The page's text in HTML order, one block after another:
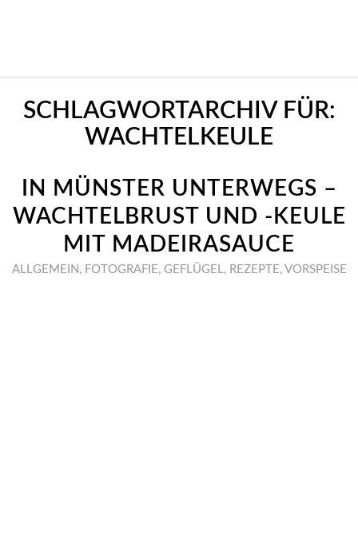
SCHLAGWORTARCHIV FÜR:
WACHTELKEULE
IN MÜNSTER UNTERWEGS –
WACHTELBRUST UND -KEULE
MIT MADEIRASAUCE
ALLGEMEIN , FOTOGRAFIE, GEFLÜGEL, REZEPTE, VORSPEISE